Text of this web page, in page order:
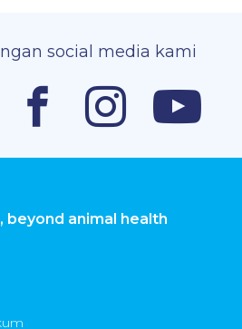
social media kami
beyond animal health